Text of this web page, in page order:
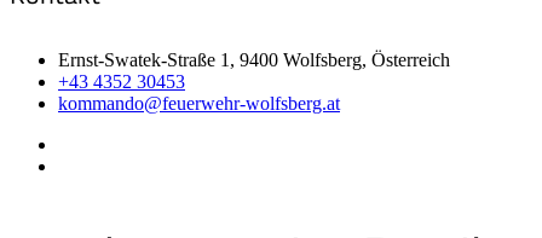
Ernst-Swatek-Straße 1, 9400 Wolfsberg, Österreich
+43 4352 30453
kommando@feuerwehr-wolfsberg.at